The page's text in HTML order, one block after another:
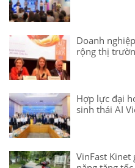
Doanh
rộng thị
Hợp lực đại
sinh thái AI
VinFast